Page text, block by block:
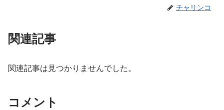
チャリンコ
関連記事
関連記事は見つかりませんでした。
コメント